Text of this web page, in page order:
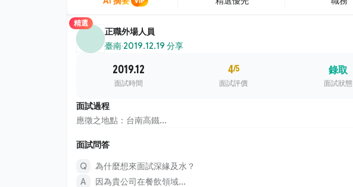
精選
正職外場人員
臺南·2019.12.19 分享
2019.12
面試時間
4/5
面試評價
錄取
面試狀態
面試過程
應徵之地點：台南高鐵...
面試問答
為什麼想來面試深緣及水？
因為貴公司在餐飲領域...